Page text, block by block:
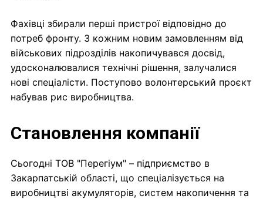
Фахівці збирали перші пристрої відповідно до
потреб фронту. З кожним новим замовленням від
військових підрозділів накопичувався досвід,
удосконалювалися технічні рішення, залучалися
нові спеціалісти. Поступово волонтерський проєкт
набував рис виробництва.
Становлення компанії
Сьогодні ТОВ "Перегіум" – підприємство в
Закарпатській області, що спеціалізується на
виробництві акумуляторів, систем накопичення та